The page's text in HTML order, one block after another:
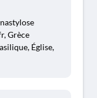
Grèce
Église,